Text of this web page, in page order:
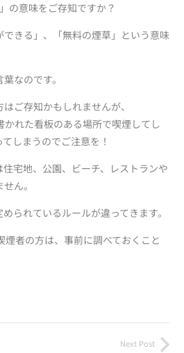
の意味をご存知ですか？
できる」、「無料の煙草」という意味
なのです。
ご存知かもしれませんが、
かれた看板のある場所で喫煙してし
しまうのでご注意を！
宅地、公園、ビーチ、レストランや
ん。
られているルールが違ってきます。
煙者の方は、事前に調べておくこと
Next Post